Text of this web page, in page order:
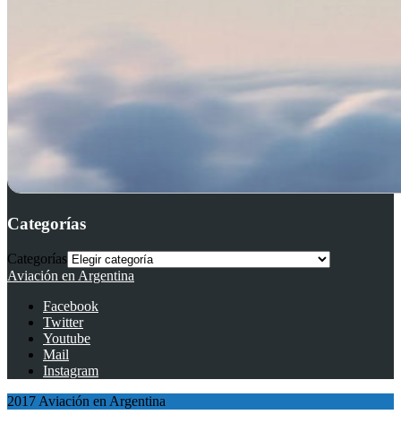
Categorías
Categorías
Aviación en Argentina
Facebook
Twitter
Youtube
Mail
Instagram
2017 Aviación en Argentina